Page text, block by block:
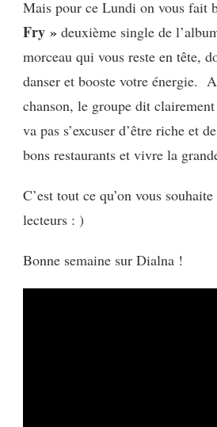
Mais pour ce Lundi on vous fait
Fry » deuxième single de
morceau qui vous reste en tête,
danser et booste votre énergie.
chanson, le groupe dit
va pas s’excuser d’être riche et
bons restaurants et vivre la
C’est tout ce qu’on vous
lecteurs : )
Bonne semaine sur Dialna !